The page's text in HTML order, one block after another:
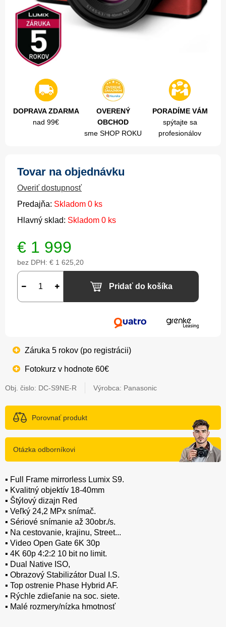
DOPRAVA ZDARMA
nad 99€
OVERENÝ
OBCHOD
sme SHOP ROKU
PORADÍME VÁM
spýtajte sa
profesionálov
Tovar na objednávku
Overiť dostupnosť
Predajňa: Skladom 0 ks
Hlavný sklad: Skladom 0 ks
€ 1 999
bez DPH: € 1 625,20
Pridať do košíka
Záruka 5 rokov (po registrácii)
Fotokurz v hodnote 60€
Obj. čislo: DC-S9NE-R Výrobca: Panasonic
Porovnať produkt
Otázka odborníkovi
▪️ Full Frame mirrorless Lumix S9.
▪️ Kvalitný objektív 18-40mm
▪️ Štýlový dizajn Red
▪️ Veľký 24,2 MPx snímač.
▪️ Sériové snímanie až 30obr./s.
▪️ Na cestovanie, krajinu, Street...
▪️ Video Open Gate 6K 30p
▪️ 4K 60p 4:2:2 10 bit no limit.
▪️ Dual Native ISO,
▪️ Obrazový Stabilizátor Dual I.S.
▪️ Top ostrenie Phase Hybrid AF.
▪️ Rýchle zdieľanie na soc. siete.
▪️ Malé rozmery/nízka hmotnosť